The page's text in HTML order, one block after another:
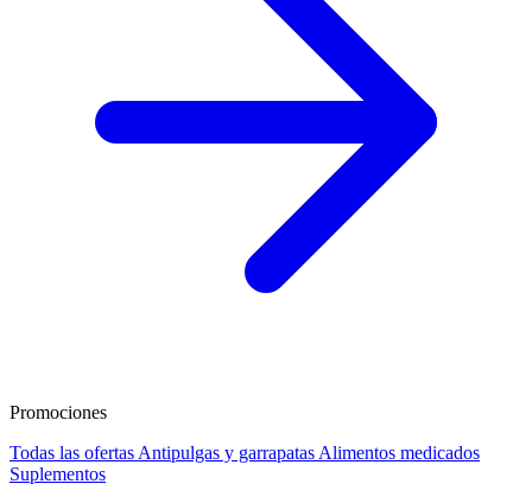
Promociones
Todas las ofertas Antipulgas y garrapatas Alimentos medicados
Suplementos